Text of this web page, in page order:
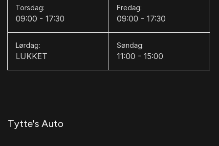
Kørecomputer
L
LED kørelys
Læderrat
Musikstreaming via bluetooth
Torsdag:
09:00 - 17:30
Fredag:
09:00 - 17:30
Lørdag:
LUKKET
Søndag:
11:00 - 15:00
Tytte's Auto